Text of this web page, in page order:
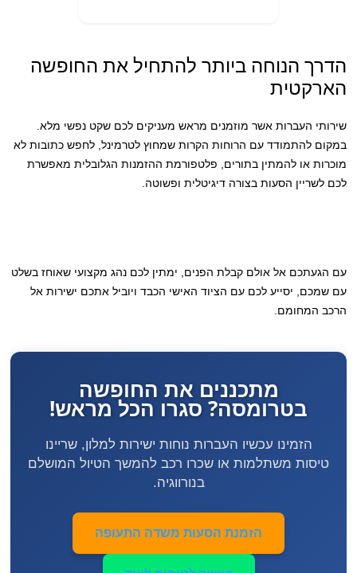
הדרך הנוחה ביותר להתחיל את החופשה
הארקטית
שירותי העברות אשר מוזמנים מראש מעניקים לכם שקט נפשי מלא.
במקום להתמודד עם הרוחות הקרות שמחוץ לטרמינל, לחפש כתובות לא
מוכרות או להמתין בתורים, פלטפורמת ההזמנות הגלובלית מאפשרת
לכם לשריין הסעות בצורה דיגיטלית ופשוטה.
עם הגעתכם אל אולם קבלת הפנים, ימתין לכם נהג מקצועי שאוחז בשלט
עם שמכם, יסייע לכם עם הציוד האישי הכבד ויוביל אתכם ישירות אל
הרכב המחומם.
מתכננים את החופשה
בטרומסה? סגרו הכל מראש!
הזמינו עכשיו העברות נוחות ישירות למלון, שריינו
טיסות משתלמות או שכרו רכב להמשך הטיול המושלם
בנורווגיה.
הזמנת הסעות משדה התעופה